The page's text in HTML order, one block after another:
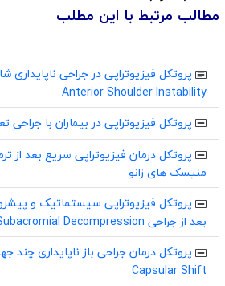
مطالب مرتبط با این مطلب
Anterior Shoulder Instability
پروتکل فیزیوتراپی در بیماران با
پروتکل درمان فیزیوتراپی سریع بعد از
منیسک های زانو
پروتکل فیزیوتراپی سیستماتیک و
بعد از جراحی Arthroscopic Subacromial Decompression
Capsular Shift